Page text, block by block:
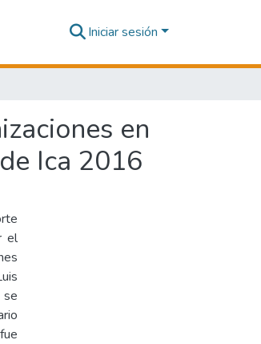
Iniciar sesión
en
Ica 2016
el